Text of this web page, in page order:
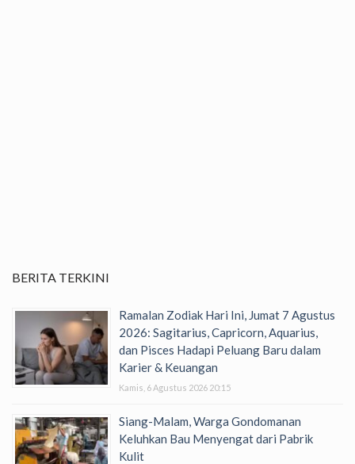
BERITA TERKINI
Ramalan Zodiak Hari Ini, Jumat 7 Agustus
2026: Sagitarius, Capricorn, Aquarius,
dan Pisces Hadapi Peluang Baru dalam
Karier & Keuangan
Kamis, 6 Agustus 2026 20:15
Siang-Malam, Warga Gondomanan
Keluhkan Bau Menyengat dari Pabrik
Kulit